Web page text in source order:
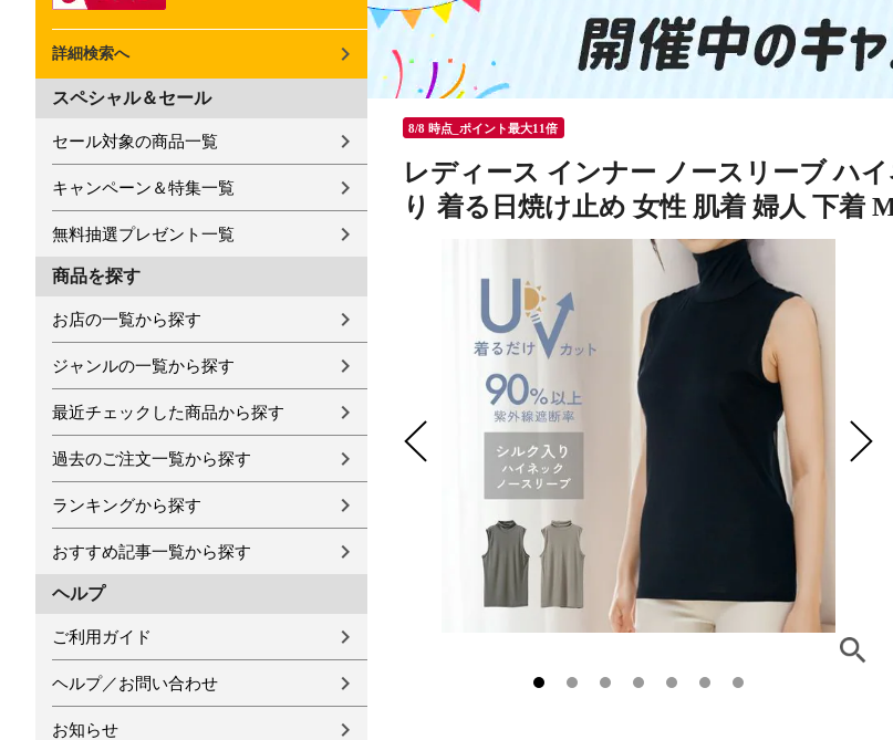
詳細検索へ
スペシャル＆セール
セール対象の商品一覧
キャンペーン＆特集一覧
無料抽選プレゼント一覧
商品を探す
お店の一覧から探す
ジャンルの一覧から探す
最近チェックした商品から探す
過去のご注文一覧から探す
ランキングから探す
おすすめ記事一覧から探す
ヘルプ
ご利用ガイド
ヘルプ／お問い合わせ
お知らせ
8/8 時点_ポイント最大11倍
レディース インナー ノースリーブ ハ
り 着る日焼け止め 女性 肌着 婦人 下着